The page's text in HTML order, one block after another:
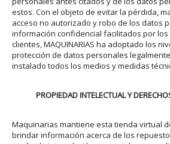
estos. Con el objeto de evitar la pérdida,
acceso no autorizado y robo de los datos
información confidencial facilitados por
clientes, MAQUINARIAS ha adoptado los
protección de datos personales
instalado todos los medios y medidas
PROPIEDAD INTELECTUAL Y
Maquinarias mantiene esta tienda virtual
brindar información acerca de los